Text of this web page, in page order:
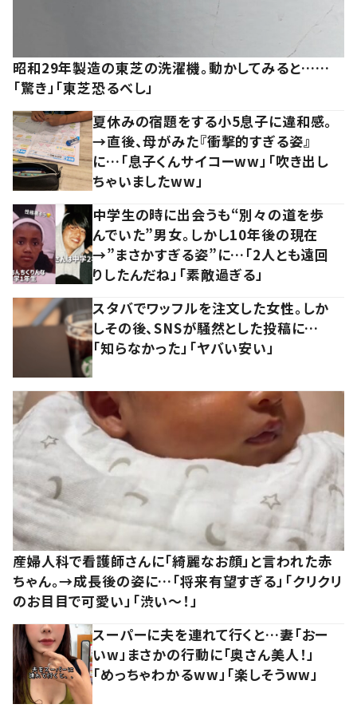
昭和29年製造の東芝の洗濯機。動かしてみると……
「驚き」「東芝恐るべし」
夏休みの宿題をする小5息子に違和感。
→直後、母がみた『衝撃的すぎる姿』
に…「息子くんサイコーww」「吹き出し
ちゃいましたww」
中学生の時に出会うも“別々の道を歩
んでいた”男女。しかし10年後の現在
→”まさかすぎる姿”に…「2人とも遠回
りしたんだね」「素敵過ぎる」
スタバでワッフルを注文した女性。しか
しその後、SNSが騒然とした投稿に…
「知らなかった」「ヤバい安い」
産婦人科で看護師さんに「綺麗なお顔」と言われた赤
ちゃん。→成長後の姿に…「将来有望すぎる」「クリクリ
のお目目で可愛い」「渋い～！」
スーパーに夫を連れて行くと…妻「おー
いw」まさかの行動に「奥さん美人！」
「めっちゃわかるww」「楽しそうww」